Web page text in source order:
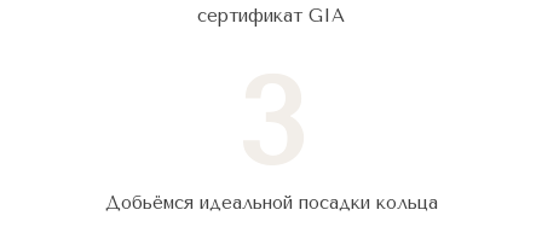
сертификат GIA
Добьёмся идеальной посадки кольца